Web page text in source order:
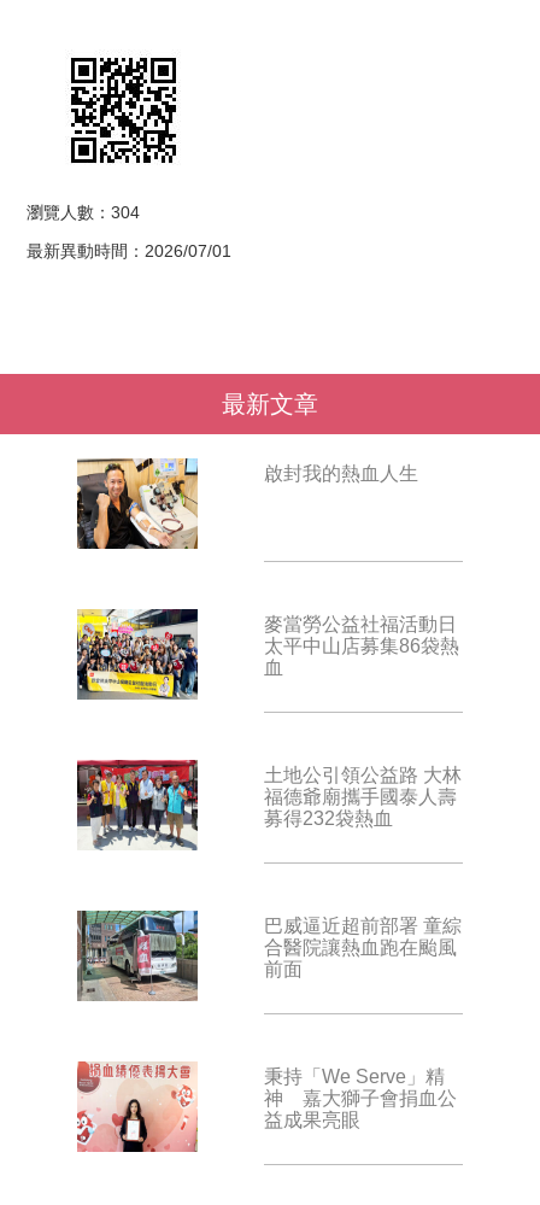
瀏覽人數：304
最新異動時間：2026/07/01
最新文章
啟封我的熱血人生
麥當勞公益社福活動日
太平中山店募集86袋熱
血
土地公引領公益路 大林
福德爺廟攜手國泰人壽
募得232袋熱血
巴威逼近超前部署 童綜
合醫院讓熱血跑在颱風
前面
秉持「We Serve」精
神 嘉大獅子會捐血公
益成果亮眼